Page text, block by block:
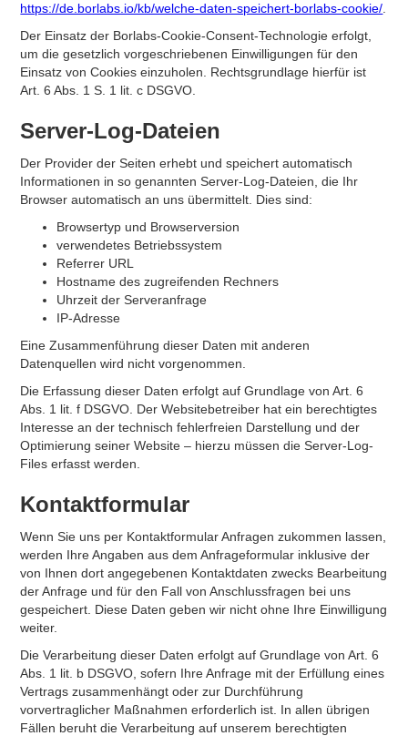
https://de.borlabs.io/kb/welche-daten-speichert-borlabs-cookie/
Der Einsatz der Borlabs-Cookie-Consent-Technologie erfolgt,
um die gesetzlich vorgeschriebenen Einwilligungen für den
Einsatz von Cookies einzuholen. Rechtsgrundlage hierfür ist
Art. 6 Abs. 1 S. 1 lit. c DSGVO.
Server-Log-Dateien
Der Provider der Seiten erhebt und speichert automatisch
Informationen in so genannten Server-Log-Dateien, die Ihr
Browser automatisch an uns übermittelt. Dies sind:
Browsertyp und Browserversion
verwendetes Betriebssystem
Referrer URL
Hostname des zugreifenden Rechners
Uhrzeit der Serveranfrage
IP-Adresse
Eine Zusammenführung dieser Daten mit anderen
Datenquellen wird nicht vorgenommen.
Die Erfassung dieser Daten erfolgt auf Grundlage von Art. 6
Abs. 1 lit. f DSGVO. Der Websitebetreiber hat ein berechtigtes
Interesse an der technisch fehlerfreien Darstellung und der
Optimierung seiner Website – hierzu müssen die Server-Log-
Files erfasst werden.
Kontaktformular
Wenn Sie uns per Kontaktformular Anfragen zukommen lassen,
werden Ihre Angaben aus dem Anfrageformular inklusive der
von Ihnen dort angegebenen Kontaktdaten zwecks Bearbeitung
der Anfrage und für den Fall von Anschlussfragen bei uns
gespeichert. Diese Daten geben wir nicht ohne Ihre Einwilligung
weiter.
Die Verarbeitung dieser Daten erfolgt auf Grundlage von Art. 6
Abs. 1 lit. b DSGVO, sofern Ihre Anfrage mit der Erfüllung eines
Vertrags zusammenhängt oder zur Durchführung
vorvertraglicher Maßnahmen erforderlich ist. In allen übrigen
Fällen beruht die Verarbeitung auf unserem berechtigten